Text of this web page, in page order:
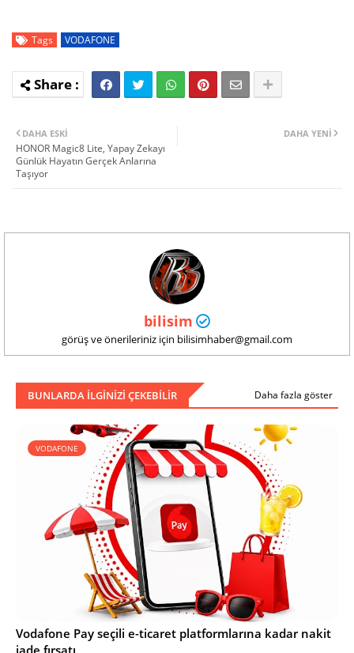
Tags VODAFONE
DAHA YENI
DAHA ESKI
HONOR Magic8 Lite, Yapay Zekayı
Günlük Hayatın Gerçek Anlarına
Taşıyor
bilisim
görüş ve önerileriniz için bilisimhaber@gmail.com
BUNLARDA ILGINIZI ÇEKEBILIR Daha fazla göster
VODAFONE
Vodafone Pay seçili e-ticaret platformlarına kadar nakit
iade fırsatı